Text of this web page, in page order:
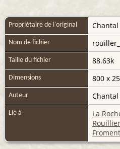
Propriétaire de l'original Chantal
Nom de fichier
Taille du fichier 88.63k
Dimensions 800 x
Auteur Chantal
Lié à La